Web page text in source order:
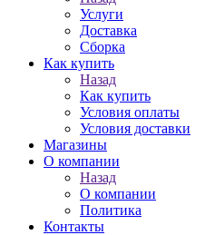
Услуги
Доставка
Сборка
Как купить
Назад
Как купить
Условия оплаты
Условия доставки
Магазины
О компании
Назад
О компании
Политика
Контакты